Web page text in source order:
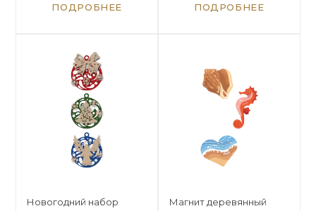
ПОДРОБНЕЕ ПОДРОБНЕЕ
Новогодний набор
Магнит деревянный